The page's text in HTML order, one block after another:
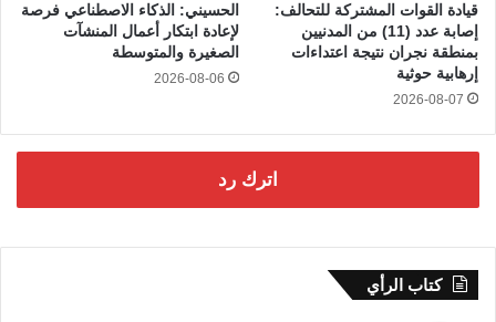
قيادة القوات المشتركة للتحالف:
إصابة عدد (11) من المدنيين
بمنطقة نجران نتيجة اعتداءات
إرهابية حوثية
2026-08-07
الحسيني: الذكاء الاصطناعي فرصة
لإعادة ابتكار أعمال المنشآت
الصغيرة والمتوسطة
2026-08-06
اترك رد
كتاب الرأي